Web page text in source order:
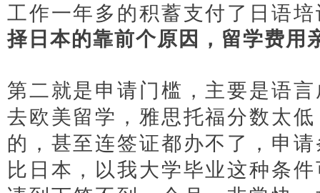
工作一年多的积蓄支付了日语
择日本的靠前个原因，留学费用
第二就是申请门槛，主要是语
去欧美留学，雅思托福分数太
的，甚至连签证都办不了，申
比日本，以我大学毕业这种条